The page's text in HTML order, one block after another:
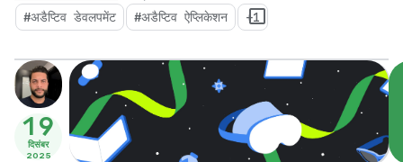
निर्भर नहीं हैं. वे दिन भर फ़ोन, फ़ोल्ड किए जा सकने वाले
डिवाइस, टैबलेट, लैपटॉप, कार के डिसप्ले, और इमर्सिव XR
एनवायरमेंट के बीच स्विच करते हैं.
#अडैप्टिव डेवलपमेंट #अडैप्टिव ऐप्लिकेशन +1
19
दिसंबर
2025